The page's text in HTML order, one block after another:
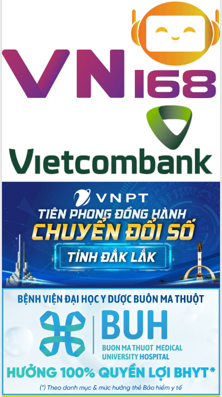
được chỉ định làm Bí thư Tỉnh ủy Đắk
Lắk nhiệm kỳ 2025 – 2030
Tập trung triển khai các giải pháp sản
xuất nông nghiệp bền vững, phát thải
tạo tương lai”
Tập trung phát triển khoa học công
nghệ, đổi mới sáng tạo và chuyển đổi
số lĩnh vực nông nghiệp và môi trường
“Hồ sơ phi địa giới – Bước tiến mới
trong cải cách hành chính”
Phó Chủ tịch UBND tỉnh Nguyễn Thiên
Văn kiểm tra công tác chống khai thác
IUU và nuôi trồng thủy sản
Tăng cường các giải pháp nhằm phát
triển hiệu quả khoa học, công nghệ,
đổi mới sáng tạo và chuyển đổi số
Tỉnh Đắk Lắk hiện đại hóa y tế từ bệnh
án điện tử
Tập huấn công tác đối ngoại và tuyên
truyền quản lý biên giới, biển đảo
Nhiều cách làm hay trong chuyển đổi
số vì người dân
Quyết tâm phấn đấu hoàn thành thắng
lợi các mục tiêu, nhiệm vụ Nghị quyết
Đại hội đại biểu Đảng bộ tỉnh Đắk Lắk
nhiệm kỳ 2025-2030
Khai mạc trọng thể Đại hội đại biểu